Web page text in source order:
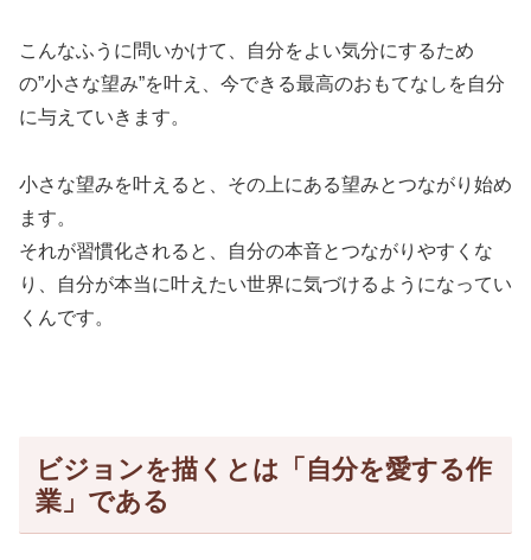
こんなふうに問いかけて、自分をよい気分にするため
の”小さな望み”を叶え、今できる最高のおもてなしを自分
に与えていきます。
小さな望みを叶えると、その上にある望みとつながり始め
ます。
それが習慣化されると、自分の本音とつながりやすくな
り、自分が本当に叶えたい世界に気づけるようになってい
くんです。
ビジョンを描くとは「自分を愛する作
業」である